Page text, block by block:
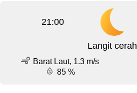
21:00
Langit cerah
Barat Laut, 1.3 m/s
85 %